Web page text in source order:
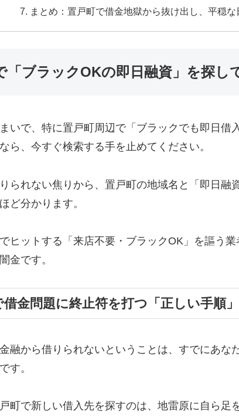
まとめ：置戸町で借金地獄から抜け出し、平穏
「ブラックOKの即日融資」を探し
いで、特に置戸町周辺で「ブラックでも即日借
ら、今すぐ検索する手を止めてください。
られない焦りから、置戸町の地域名と「即日融
ど分かります。
ヒットする「来店不要・ブラックOK」を謳う
金です。
金問題に終止符を打つ「正しい手順」
融から借りられないということは、すでにあな
す。
町で新しい借入先を探すのは、地雷原に自ら足